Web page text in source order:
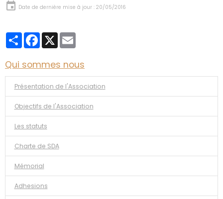
Date de dernière mise à jour : 20/05/2016
PartagerFacebook
X
Qui sommes nous
Présentation de l'Association
Objectifs de l'Association
Les statuts
Charte de SDA
Mémorial
Adhesions